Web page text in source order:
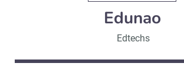
Edunao
Edtechs